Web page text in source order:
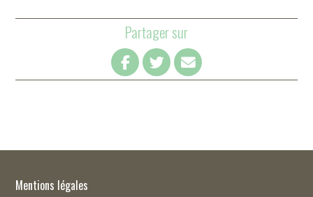
Partager sur
Mentions légales